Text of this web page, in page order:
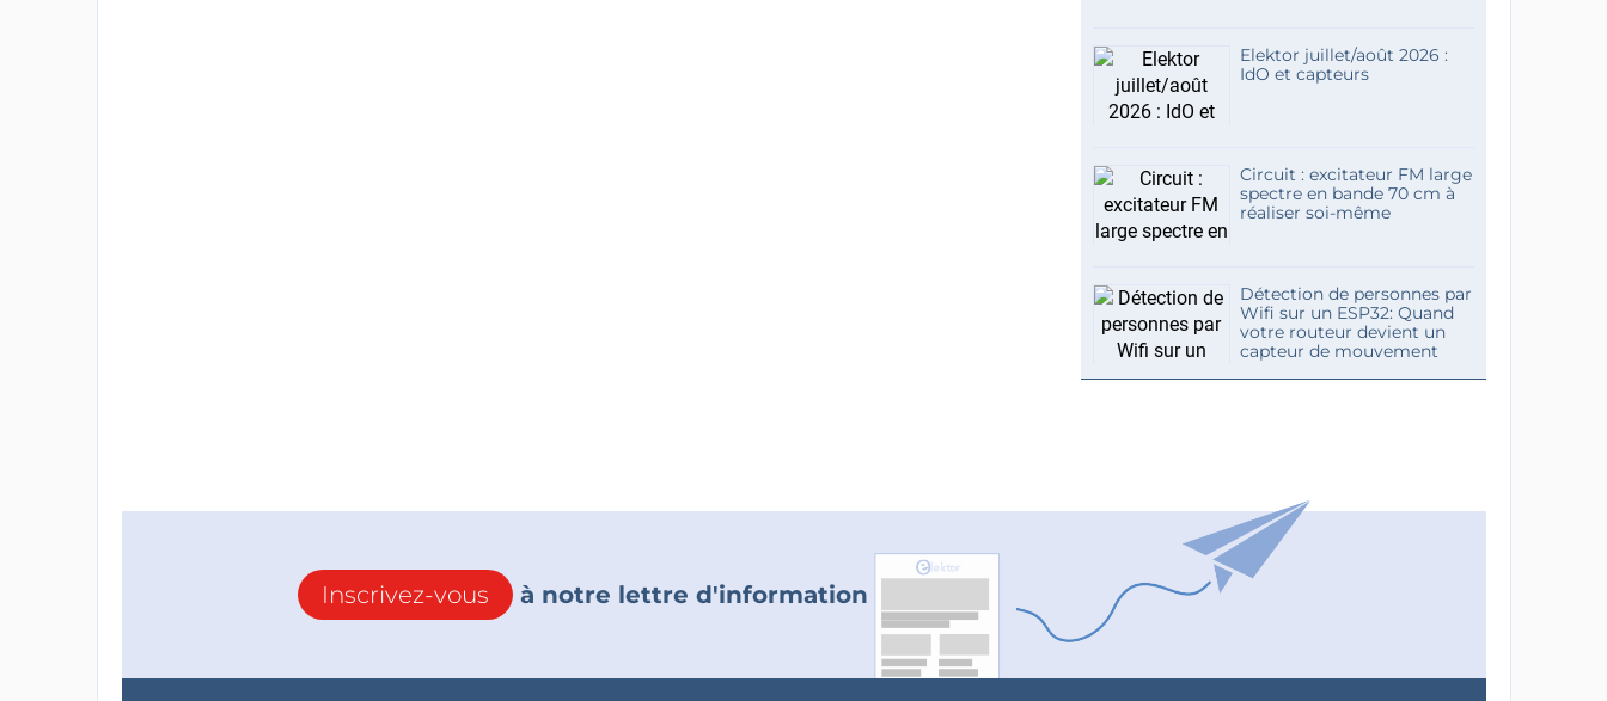
Elektor juillet/août 2026 :
IdO et capteurs
Circuit : excitateur FM large
spectre en bande 70 cm à
réaliser soi-même
Détection de personnes par
Wifi sur un ESP32: Quand
votre routeur devient un
capteur de mouvement
Inscrivez-vous à notre lettre d'information